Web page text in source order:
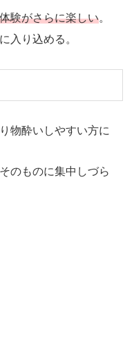
験がさらに楽しい。
入り込める。
物酔いしやすい方に
のものに集中しづら